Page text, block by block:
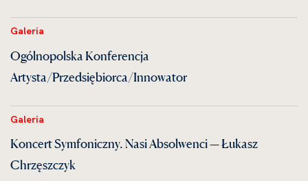
Galeria
Ogólnopolska Konferencja
Artysta/Przedsiębiorca/Innowator
Galeria
Koncert Symfoniczny. Nasi Absolwenci — Łukasz
Chrzęszczyk